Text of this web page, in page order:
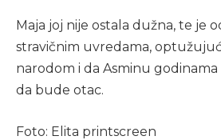
Maja joj nije ostala dužna, te je
stravičnim uvredama,
narodom i da Asminu
da bude otac.
Foto: Elita printscreen